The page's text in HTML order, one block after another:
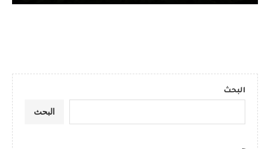
البحث
البحث